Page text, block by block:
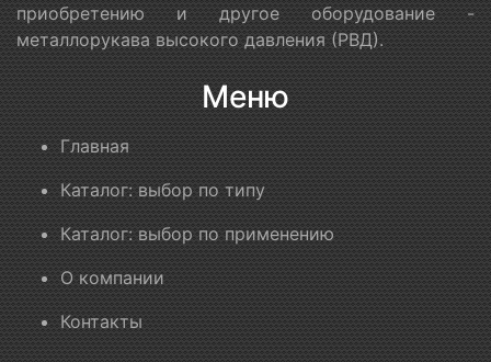
приобретению и другое оборудование -
металлорукава высокого давления (РВД).
Меню
Главная
Каталог: выбор по типу
Каталог: выбор по применению
О компании
Контакты